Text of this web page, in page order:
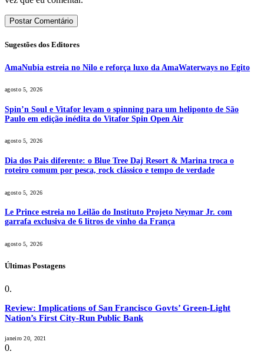
Sugestões dos Editores
AmaNubia estreia no Nilo e reforça luxo da AmaWaterways no Egito
agosto 5, 2026
Spin’n Soul e Vitafor levam o spinning para um heliponto de São
Paulo em edição inédita do Vitafor Spin Open Air
agosto 5, 2026
Dia dos Pais diferente: o Blue Tree Daj Resort & Marina troca o
roteiro comum por pesca, rock clássico e tempo de verdade
agosto 5, 2026
Le Prince estreia no Leilão do Instituto Projeto Neymar Jr. com
garrafa exclusiva de 6 litros de vinho da França
agosto 5, 2026
Últimas Postagens
Review: Implications of San Francisco Govts’ Green-Light
Nation’s First City-Run Public Bank
janeiro 20, 2021